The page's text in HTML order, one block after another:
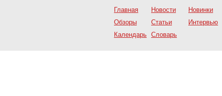
Главная Новости
Новинки
Обзоры
Статьи
Интервью
Календарь Словарь